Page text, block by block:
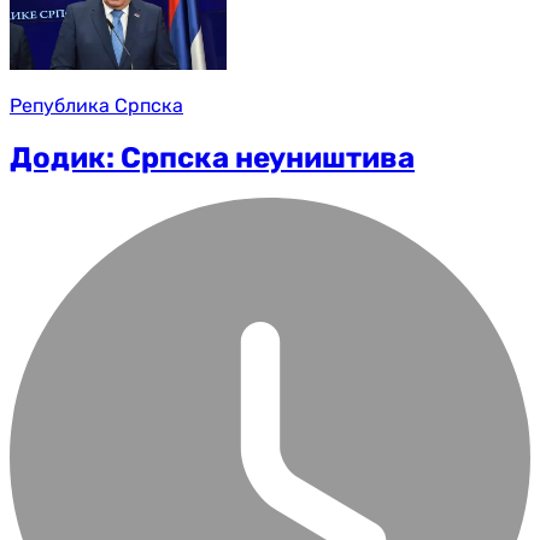
Република Српска
Додик: Српска неуништива